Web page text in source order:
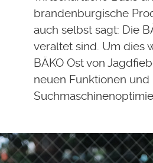
brandenburgische
auch selbst sagt: Die
veraltet sind. Um dies
BÄKO Ost von
neuen Funktionen